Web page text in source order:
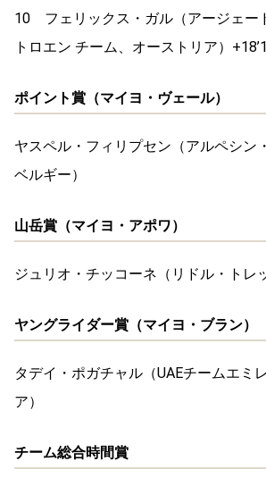
10 フェリックス・ガル（アージェー
トロエン チーム、オーストリア）
ポイント賞（マイヨ・ヴェール）
ヤスペル・フィリプセン（アルペシン
ベルギー）
山岳賞（マイヨ・アポワ）
ジュリオ・チッコーネ（リドル・トレ
ヤングライダー賞（マイヨ・ブラン）
タデイ・ポガチャル（UAEチームエミ
ア）
チーム総合時間賞